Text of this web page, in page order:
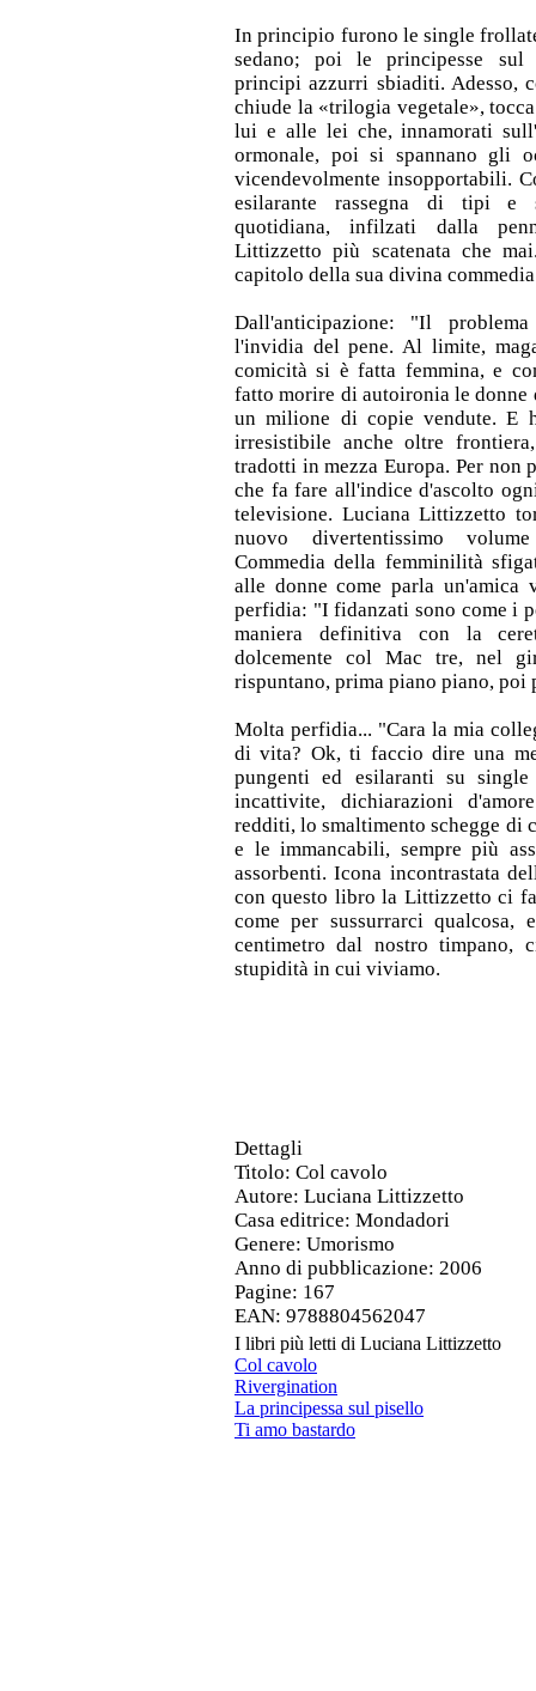
In principio furono le single
sedano; poi le principesse sul
principi azzurri sbiaditi. Adesso,
chiude la «trilogia vegetale»,
lui e alle lei che, innamorati
ormonale, poi si spannano gli
vicendevolmente insopportabili.
esilarante rassegna di tipi e
quotidiana, infilzati dalla
Littizzetto più scatenata che
capitolo della sua divina
Dall'anticipazione: "Il
l'invidia del pene. Al limite,
comicità si è fatta femmina, e
fatto morire di autoironia le
un milione di copie vendute. E
irresistibile anche oltre
tradotti in mezza Europa. Per non
che fa fare all'indice d'ascolto
televisione. Luciana Littizzetto
nuovo divertentissimo
Commedia della femminilità
alle donne come parla un'amica
perfidia: "I fidanzati sono come i
maniera definitiva con la
dolcemente col Mac tre, nel
rispuntano, prima piano piano,
Molta perfidia... "Cara la mia
di vita? Ok, ti faccio dire una
pungenti ed esilaranti su
incattivite, dichiarazioni
redditi, lo smaltimento schegge di
e le immancabili, sempre più
assorbenti. Icona incontrastata
con questo libro la Littizzetto ci
come per sussurrarci
centimetro dal nostro timpano,
stupidità in cui viviamo.
Dettagli
Titolo: Col cavolo
Autore: Luciana Littizzetto
Casa editrice: Mondadori
Genere: Umorismo
Anno di pubblicazione: 2006
Pagine: 167
EAN: 9788804562047
I libri più letti di Luciana Littizzetto
Col cavolo
Rivergination
La principessa sul pisello
Ti amo bastardo